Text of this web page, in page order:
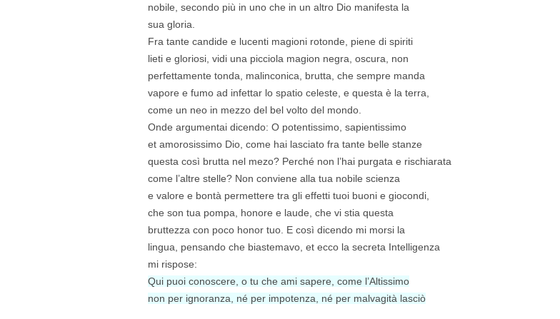
nobile, secondo più in uno che in un altro Dio manifesta la
sua gloria.
Fra tante candide e lucenti magioni rotonde, piene di spiriti
lieti e gloriosi, vidi una picciola magion negra, oscura, non
perfettamente tonda, malinconica, brutta, che sempre manda
vapore e fumo ad infettar lo spatio celeste, e questa è la terra,
come un neo in mezzo del bel volto del mondo.
Onde argumentai dicendo: O potentissimo, sapientissimo
et amorosissimo Dio, come hai lasciato fra tante belle stanze
questa così brutta nel mezo? Perché non l’hai purgata e rischiarata
come l’altre stelle? Non conviene alla tua nobile scienza
e valore e bontà permettere tra gli effetti tuoi buoni e giocondi,
che son tua pompa, honore e laude, che vi stia questa
bruttezza con poco honor tuo. E così dicendo mi morsi la
lingua, pensando che biastemavo, et ecco la secreta Intelligenza
mi rispose:
Qui puoi conoscere, o tu che ami sapere, come l’Altissimo
non per ignoranza, né per impotenza, né per malvagità lasciò